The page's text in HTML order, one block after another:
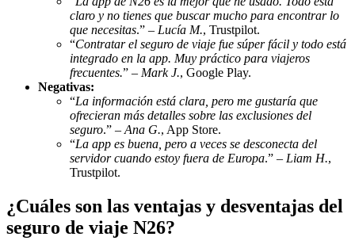
claro y no tienes que buscar mucho para encontrar lo
que necesitas.” – Lucía M., Trustpilot.
“Contratar el seguro de viaje fue súper fácil y todo está
integrado en la app. Muy práctico para viajeros
frecuentes.” – Mark J., Google Play.
Negativas:
“La información está clara, pero me gustaría que
ofrecieran más detalles sobre las exclusiones del
seguro.” – Ana G., App Store.
“La app es buena, pero a veces se desconecta del
servidor cuando estoy fuera de Europa.” – Liam H.,
Trustpilot.
¿Cuáles son las ventajas y desventajas del
seguro de viaje N26?